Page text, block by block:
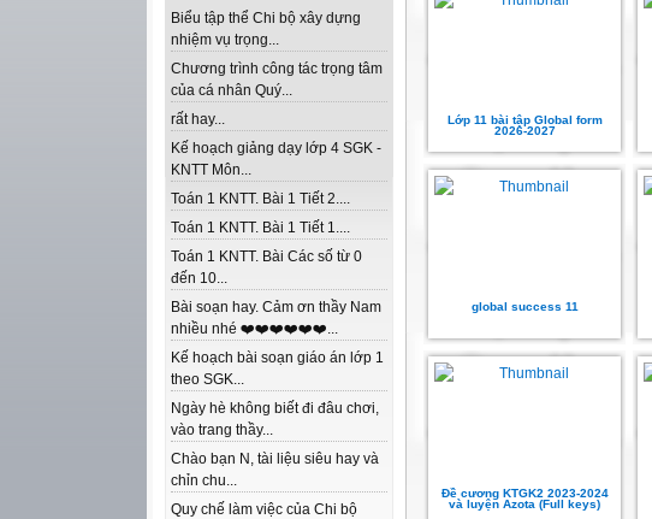
Biểu tập thể Chi bộ xây dựng
nhiệm vụ trọng...
Chương trình công tác trọng tâm
của cá nhân Quý...
rất hay...
Kế hoạch giảng dạy lớp 4 SGK -
KNTT Môn...
Toán 1 KNTT. Bài 1 Tiết 2....
Toán 1 KNTT. Bài 1 Tiết 1....
Toán 1 KNTT. Bài Các số từ 0
đến 10...
Bài soạn hay. Cảm ơn thầy Nam
nhiều nhé ❤️❤️❤️❤️❤️❤️...
Kế hoạch bài soạn giáo án lớp 1
theo SGK...
Ngày hè không biết đi đâu chơi,
vào trang thầy...
Chào bạn N, tài liệu siêu hay và
chỉn chu...
Quy chế làm việc của Chi bộ
Lớp 11 bài tập Global form
2026-2027
global success 11
Đề cương KTGK2 2023-2024
và luyện Azota (Full keys)